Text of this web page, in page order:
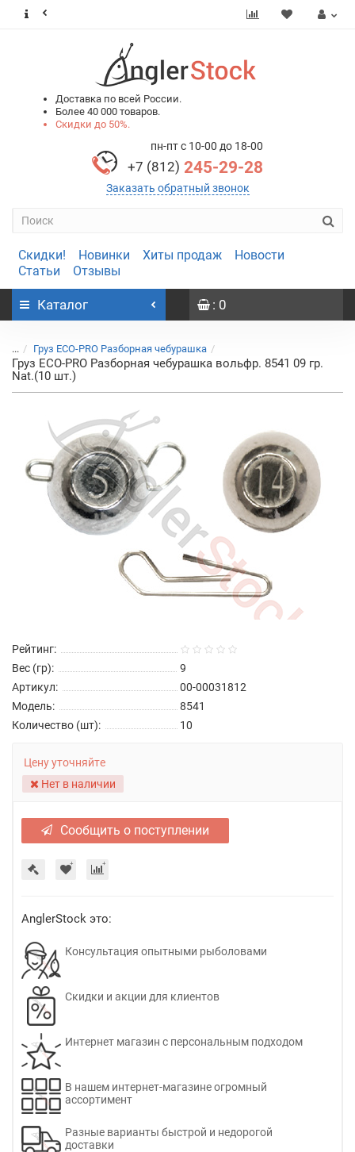
Доставка по всей России.
Более 40 000 товаров.
Скидки до 50%.
пн-пт с 10-00 до 18-00
+7 (812) 245-29-28
Заказать обратный звонок
Скидки! Новинки Хиты продаж
Новости
Статьи
Отзывы
Каталог : 0
... Груз ECO-PRO Разборная чебурашка
Груз ECO-PRO Разборная чебурашка вольфр. 8541 09 гр.
Nat.(10 шт.)
Рейтинг:
Вес (гр):
9
Артикул:
00-00031812
Модель:
8541
Количество (шт):
10
Цену уточняйте
Нет в наличии
Сообщить о поступлении
AnglerStock это:
Консультация опытными рыболовами
Скидки и акции для клиентов
Интернет магазин с персональным подходом
В нашем интернет-магазине огромный
ассортимент
Разные варианты быстрой и недорогой
доставки